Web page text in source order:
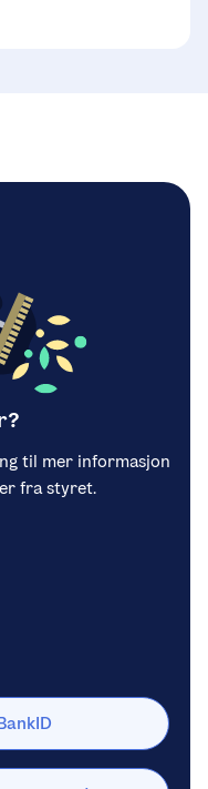
til mer informasjon
fra styret.